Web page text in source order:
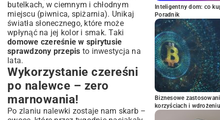
butelkach, w ciemnym i chłodnym
miejscu (piwnica, spiżarnia). Unikaj
światła słonecznego, które może
wpłynąć na jej kolor i smak. Taki
domowe czereśnie w spirytusie
sprawdzony przepis to inwestycja na
lata.
Wykorzystanie czereśni
po nalewce – zero
marnowania!
Po zlaniu nalewki zostaje nam skarb –
Inteligentny dom: co
Poradnik
Biznesowe
korzyściach i wdrożeniu